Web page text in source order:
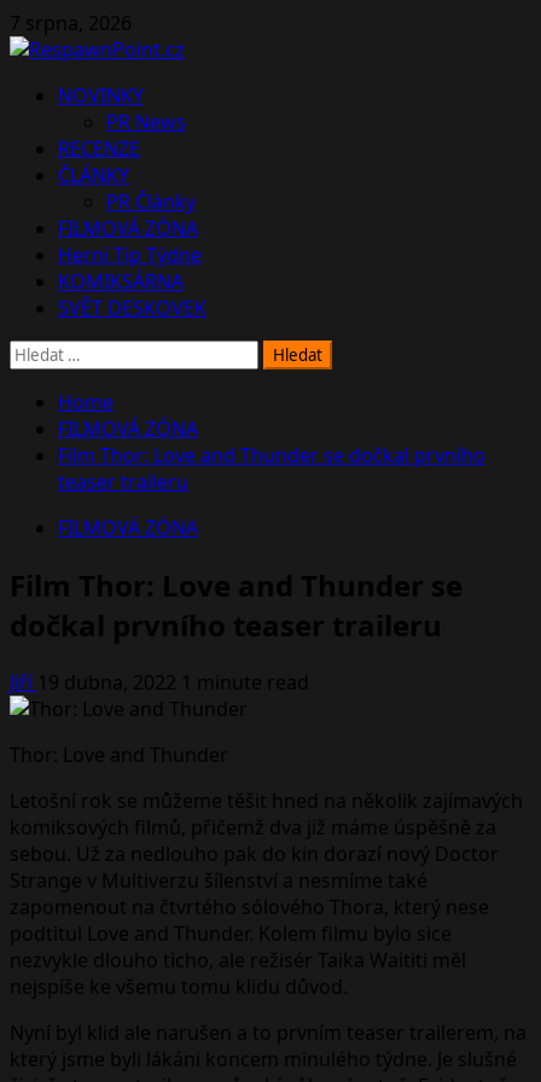
Skip
to
7 srpna, 2026
PrimaryNOVINKY
PR News
RECENZE
ČLÁNKY
PR Články
FILMOVÁ ZÓNA
Herní Tip Týdne
KOMIKSÁRNA
SVĚT DESKOVEK
Vyhledávání
Home
FILMOVÁ ZÓNA
Film Thor: Love and Thunder se dočkal prvního
teaser traileru
FILMOVÁ ZÓNA
Film Thor: Love and Thunder se
dočkal prvního teaser traileru
Jiří 19 dubna, 2022 1 minute read
Thor: Love and Thunder
Letošní rok se můžeme těšit hned na několik zajímavých
komiksových filmů, přičemž dva již máme úspěšně za
sebou. Už za nedlouho pak do kin dorazí nový Doctor
Strange v Multiverzu šílenství a nesmíme také
zapomenout na čtvrtého sólového Thora, který nese
podtitul Love and Thunder. Kolem filmu bylo sice
nezvykle dlouho ticho, ale režisér Taika Waititi měl
nejspíše ke všemu tomu klidu důvod.
Nyní byl klid ale narušen a to prvním teaser trailerem, na
který jsme byli lákáni koncem minulého týdne. Je slušné